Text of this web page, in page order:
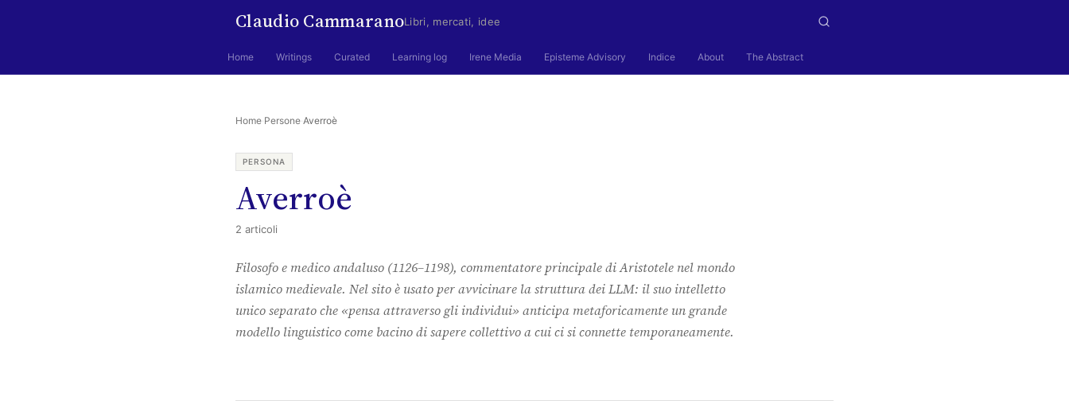
Claudio CammaranoLibri, mercati, idee
Home Writings Curated Learning log Irene Media Episteme Advisory Indice About The Abstract
Home·Persone·Averroè
PERSONA
Averroè
2 articoli
Filosofo e medico andaluso (1126–1198), commentatore principale di Aristotele nel mondo
islamico medievale. Nel sito è usato per avvicinare la struttura dei LLM: il suo intelletto
unico separato che «pensa attraverso gli individui» anticipa metaforicamente un grande
modello linguistico come bacino di sapere collettivo a cui ci si connette temporaneamente.